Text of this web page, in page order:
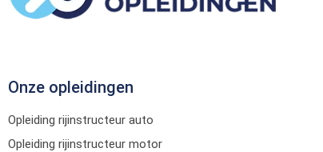
Onze opleidingen
Opleiding rijinstructeur auto
Opleiding rijinstructeur motor